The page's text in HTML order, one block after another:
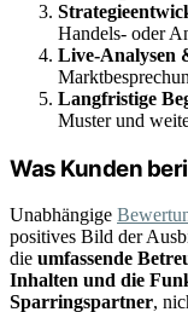
Handels- oder
Live-Analysen
Langfristige
Muster und
Was Kunden
Unabhängige
positives Bild der
die umfassende
Inhalten und die
Sparringspartner,